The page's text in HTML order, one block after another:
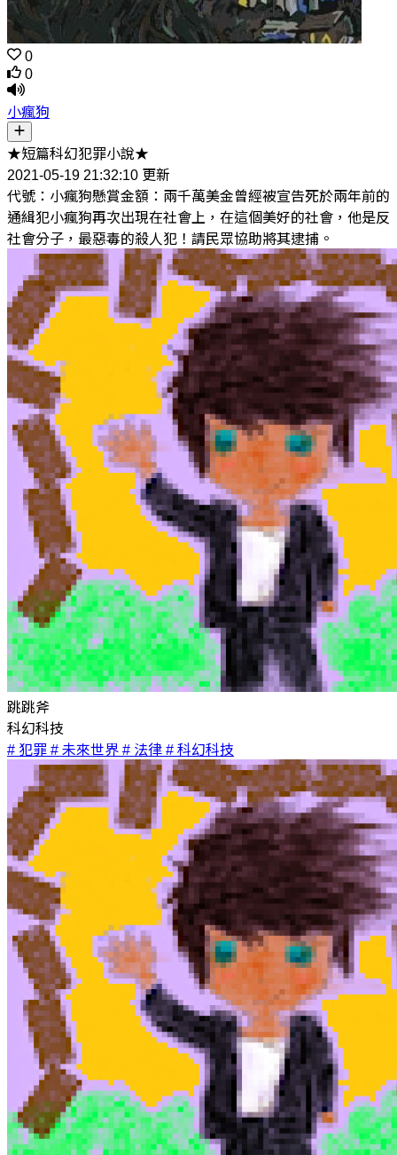
0
0
小瘋狗
★短篇科幻犯罪小說★
2021-05-19 21:32:10 更新
代號：小瘋狗懸賞金額：兩千萬美金曾經被宣告死於兩年前的
通緝犯小瘋狗再次出現在社會上，在這個美好的社會，他是反
社會分子，最惡毒的殺人犯！請民眾協助將其逮捕。
跳跳斧
科幻科技
# 犯罪 # 未來世界 # 法律 # 科幻科技